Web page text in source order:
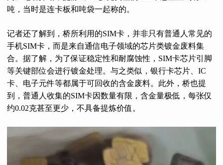
吨，当时是连卡板和吨袋一起称的。
记者还了解到，桥所利用的SIM卡，并非只有普通人常见的
手机SIM卡，而是来自通信电子领域的芯片类镀金废料集
合。据了解，为了保证稳定性和耐腐蚀性，SIM卡芯片引脚
等关键部位会进行镀金处理。与之类似，银行卡芯片、IC
卡、电子元件等都属于可回收的含金废料。此外，桥也提
到，普通人收集的SIM卡因数量有限，含金量极低，每张仅
约0.02克甚至更少，不具备提炼价值。